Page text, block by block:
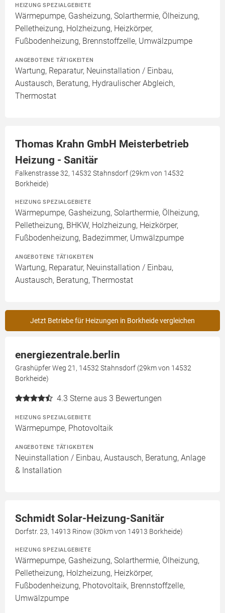
HEIZUNG SPEZIALGEBIETE
Wärmepumpe, Gasheizung, Solarthermie, Ölheizung,
Pelletheizung, Holzheizung, Heizkörper,
Fußbodenheizung, Brennstoffzelle, Umwälzpumpe
ANGEBOTENE TÄTIGKEITEN
Wartung, Reparatur, Neuinstallation / Einbau,
Austausch, Beratung, Hydraulischer Abgleich,
Thermostat
Thomas Krahn GmbH Meisterbetrieb
Heizung - Sanitär
Falkenstrasse 32, 14532 Stahnsdorf (29km von 14532
Borkheide)
HEIZUNG SPEZIALGEBIETE
Wärmepumpe, Gasheizung, Solarthermie, Ölheizung,
Pelletheizung, BHKW, Holzheizung, Heizkörper,
Fußbodenheizung, Badezimmer, Umwälzpumpe
ANGEBOTENE TÄTIGKEITEN
Wartung, Reparatur, Neuinstallation / Einbau,
Austausch, Beratung, Thermostat
Jetzt Betriebe für Heizungen in Borkheide vergleichen
energiezentrale.berlin
Grashüpfer Weg 21, 14532 Stahnsdorf (29km von 14532
Borkheide)
4.3 Sterne aus 3 Bewertungen
HEIZUNG SPEZIALGEBIETE
Wärmepumpe, Photovoltaik
ANGEBOTENE TÄTIGKEITEN
Neuinstallation / Einbau, Austausch, Beratung, Anlage
& Installation
Schmidt Solar-Heizung-Sanitär
Dorfstr. 23, 14913 Rinow (30km von 14913 Borkheide)
HEIZUNG SPEZIALGEBIETE
Wärmepumpe, Gasheizung, Solarthermie, Ölheizung,
Pelletheizung, Holzheizung, Heizkörper,
Fußbodenheizung, Photovoltaik, Brennstoffzelle,
Umwälzpumpe